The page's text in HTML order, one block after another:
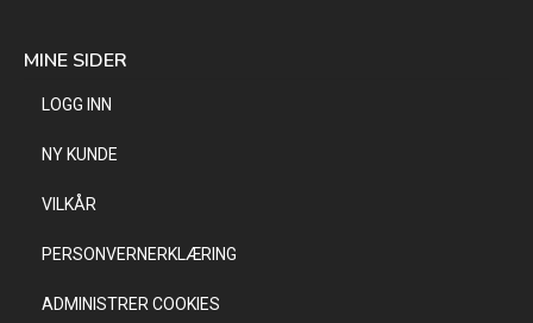
MINE SIDER
LOGG INN
NY KUNDE
VILKÅR
PERSONVERNERKLÆRING
ADMINISTRER COOKIES